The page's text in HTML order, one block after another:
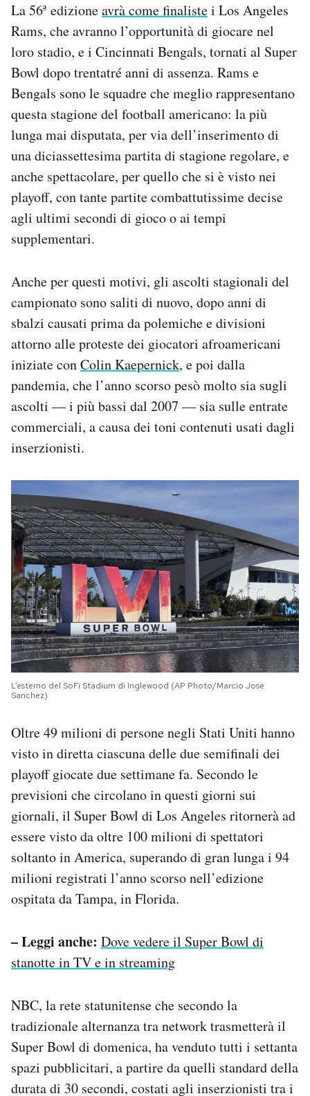
La 56ª edizioneavrà come finalistei Los Angeles
Rams, che avranno l’opportunità di giocare nel
loro stadio, e i Cincinnati Bengals, tornati al Super
Bowl dopo trentatré anni di assenza. Rams e
Bengals sono le squadre che meglio rappresentano
questa stagione del football americano: la più
lunga mai disputata, per via dell’inserimento di
una diciassettesima partita di stagione regolare, e
anche spettacolare, per quello che si è visto nei
playoff, con tante partite combattutissime decise
agli ultimi secondi di gioco o ai tempi
supplementari.
Anche per questi motivi, gli ascolti stagionali del
campionato sono saliti di nuovo, dopo anni di
sbalzi causati prima da polemiche e divisioni
attorno alle proteste dei giocatori afroamericani
iniziate conColin Kaepernick, e poi dalla
pandemia, che l’anno scorso pesò molto sia sugli
ascolti — i più bassi dal 2007 — sia sulle entrate
commerciali, a causa dei toni contenuti usati dagli
inserzionisti.
L’esterno del SoFi Stadium di Inglewood (AP Photo/Marcio Jose
Sanchez)
Oltre 49 milioni di persone negli Stati Uniti hanno
visto in diretta ciascuna delle due semifinali dei
playoff giocate due settimane fa. Secondo le
previsioni che circolano in questi giorni sui
giornali, il Super Bowl di Los Angeles ritornerà ad
essere visto da oltre 100 milioni di spettatori
soltanto in America, superando di gran lunga i 94
milioni registrati l’anno scorso nell’edizione
ospitata da Tampa, in Florida.
– Leggi anche: Dove vedere il Super Bowl di
stanotte in TV e in streaming
NBC, la rete statunitense che secondo la
tradizionale alternanza tra network trasmetterà il
Super Bowl di domenica, ha venduto tutti i settanta
spazi pubblicitari, a partire da quelli standard della
durata di 30 secondi, costati agli inserzionisti tra i